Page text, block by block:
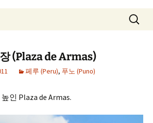
Search
for:
(Plaza de Armas)
페루 (Peru), 푸노 (Puno)
인 Plaza de Armas.